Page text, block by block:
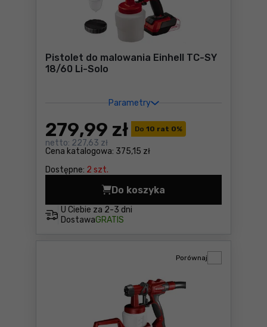
Pistolet do malowania Einhell TC-SY
18/60 Li-Solo
Parametry
Do 10 rat 0%
Cena katalogowa: 375,15 zł
279,99 zł
netto: 227,63 zł
Dostępne: 2 szt.
U Ciebie za 2-3 dni
DostawaGRATIS
Do koszyka
Pistolet do malowania
Porównaj